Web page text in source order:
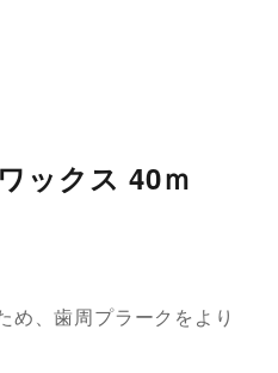
ックス 40ｍ
め、歯周プラークをより